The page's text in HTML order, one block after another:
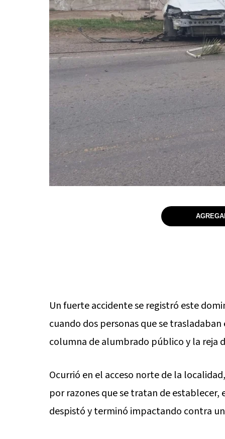
Un fuerte accidente se registró este
cuando dos personas que se
columna de alumbrado público y la reja
Ocurrió en el acceso norte de la
por razones que se tratan de
despistó y terminó impactando contra